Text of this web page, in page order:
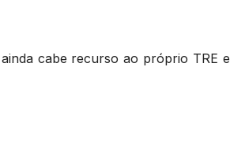
cabe recurso ao próprio TRE e